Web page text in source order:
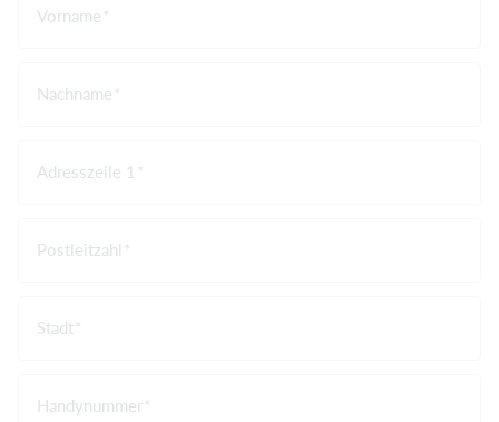
Vorname
Nachname
Adresszeile 1
Postleitzahl
Stadt
Handynummer